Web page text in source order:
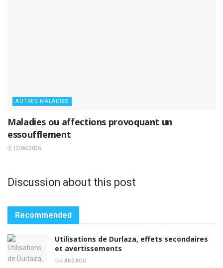
AUTRES MALADIES
Maladies ou affections provoquant un
essoufflement
12/06/2026
Discussion about this post
Recommended
Utilisations de Durlaza, effets secondaires
et avertissements
4 ANS AGO